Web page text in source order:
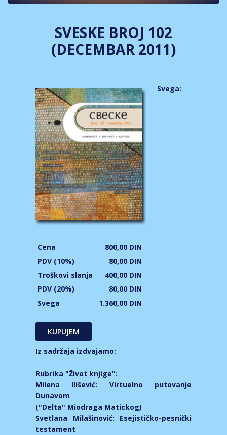
SVESKE BROJ 102
(DECEMBAR 2011)
Svega:
Cena
800,00 DIN
PDV (10%)
80,00 DIN
Troškovi slanja
400,00 DIN
PDV (20%)
80,00 DIN
Svega
1.360,00 DIN
Iz sadržaja izdvajamo:
Rubrika "Život knjige":
Milena Ilišević: Virtuelno putovanje
Dunavom
("Delta" Miodraga Matickog)
Svetlana Milašinović: Esejističko-pesnički
testament